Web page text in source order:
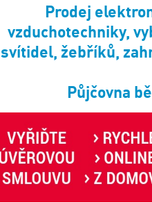
Prodej
vzduchotechniky,
svítidel, žebříků,
Půjčovna